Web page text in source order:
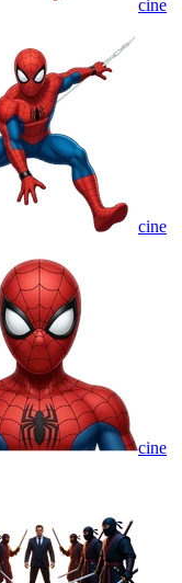
cine
cine
cine